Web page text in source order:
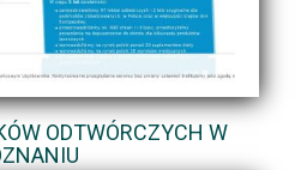
ODTWÓRCZYCH W